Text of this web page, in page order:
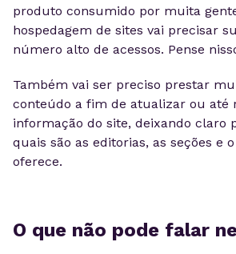
produto consumido por muita
hospedagem de sites vai precisar
número alto de acessos. Pense
Também vai ser preciso prestar
conteúdo a fim de atualizar ou até
informação do site, deixando claro
quais são as editorias, as seções e
oferece.
O que não pode falar